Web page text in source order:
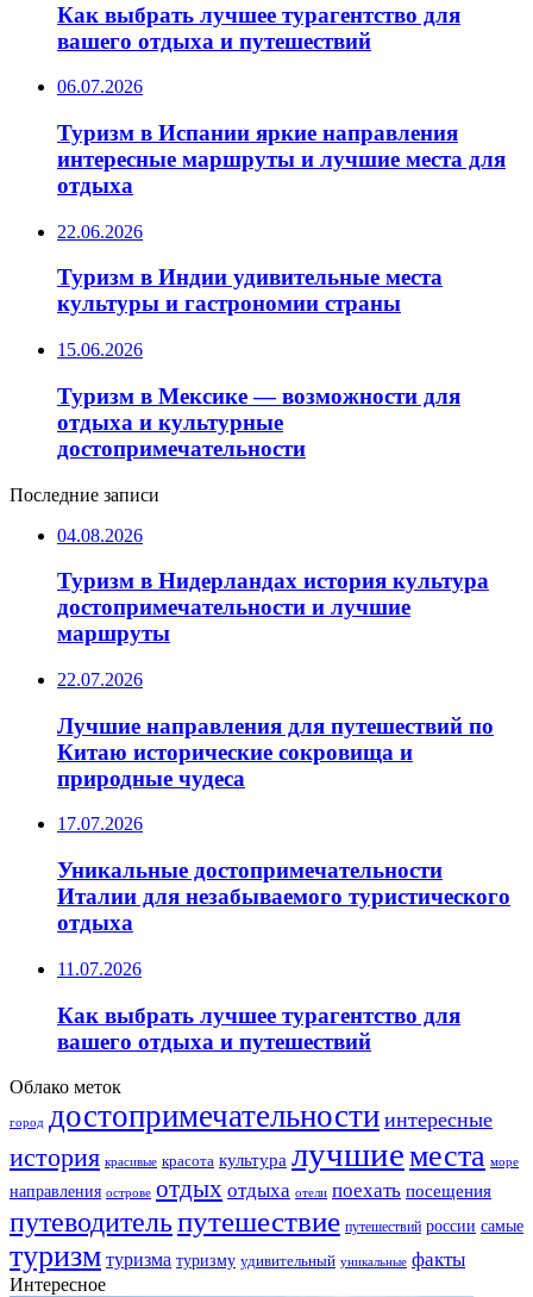
Как выбрать лучшее турагентство для
вашего отдыха и путешествий
06.07.2026
Туризм в Испании яркие направления
интересные маршруты и лучшие места для
отдыха
22.06.2026
Туризм в Индии удивительные места
культуры и гастрономии страны
15.06.2026
Туризм в Мексике — возможности для
отдыха и культурные
достопримечательности
Последние записи
04.08.2026
Туризм в Нидерландах история культура
достопримечательности и лучшие
маршруты
22.07.2026
Лучшие направления для путешествий по
Китаю исторические сокровища и
природные чудеса
17.07.2026
Уникальные достопримечательности
Италии для незабываемого туристического
отдыха
11.07.2026
Как выбрать лучшее турагентство для
вашего отдыха и путешествий
Облако меток
город достопримечательности интересные
история красивые красота культура лучшиеместа море
направления острове отдых отдыха отели поехать посещения
путеводительпутешествие путешествий россии самые
туризм туризма туризму удивительный уникальные факты
Интересное